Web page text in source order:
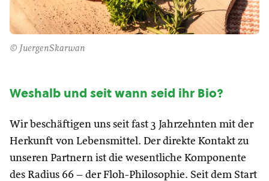
© JuergenSkarwan
Weshalb und seit wann seid ihr Bio?
Wir beschäftigen uns seit fast 3 Jahrzehnten mit der
Herkunft von Lebensmittel. Der direkte Kontakt zu
unseren Partnern ist die wesentliche Komponente
des Radius 66 – der Floh-Philosophie. Seit dem Start